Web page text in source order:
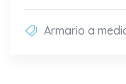
Armario a